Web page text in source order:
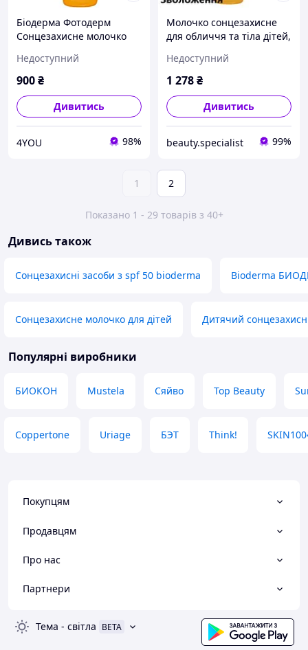
Біодерма Фотодерм
Сонцезахисне молочко
Photoderm Kid Lait Solaire
Enfants SPF 50+, 100 мл
Недоступний
900₴
Дивитись
4YOU 98%
Молочко сонцезахисне
для обличчя та тіла дітей,
Фотодерм Bioderma
Photoderm SPF 50+ 250 мл
Недоступний
1 278₴
Дивитись
beauty.specialist 99%
1 2
Показано 1 - 29 товарів з 40+
Дивись також
Сонцезахисні засоби з spf 50 bioderma Bioderma
Сонцезахисне молочко для дітей Дитячий
Популярні виробники
БИОКОН Mustela Сяйво Top Beauty
Coppertone Uriage БЭТ Think!
Покупцям
Продавцям
Про нас
Партнери
Тема - світла BETA